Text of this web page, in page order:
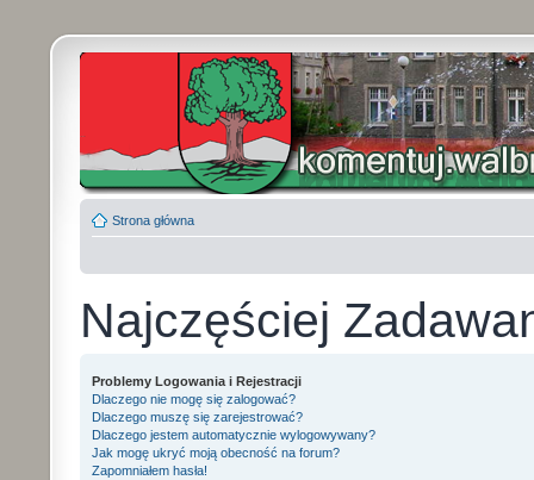
Strona główna
Najczęściej
Problemy Logowania i Rejestracji
Dlaczego nie mogę się zalogować?
Dlaczego muszę się zarejestrować?
Dlaczego jestem automatycznie wylogowywany?
Jak mogę ukryć moją obecność na forum?
Zapomniałem hasła!